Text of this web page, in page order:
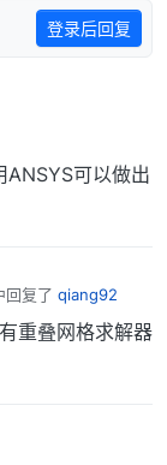
登录后回复
ANSYS可以做出
复了 qiang92
重叠网格求解器